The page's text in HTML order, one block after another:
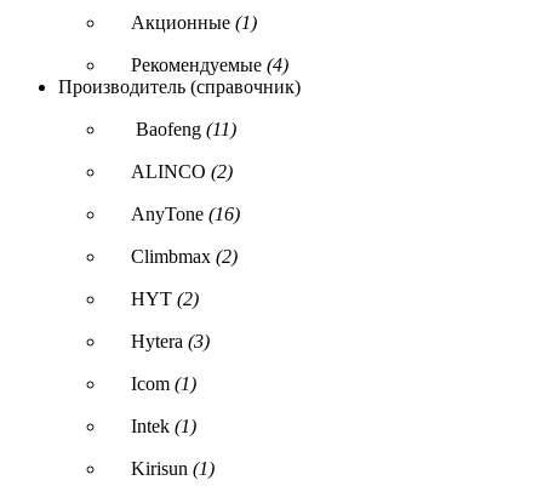
Акционные (1)
Рекомендуемые (4)
Производитель (справочник)
Baofeng (11)
ALINCO (2)
AnyTone (16)
Climbmax (2)
HYT (2)
Hytera (3)
Icom (1)
Intek (1)
Kirisun (1)